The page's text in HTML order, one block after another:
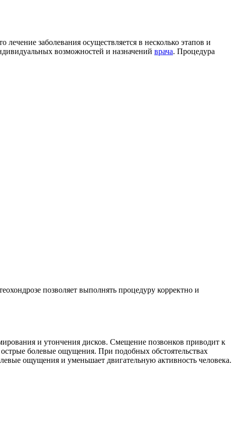
заболевания осуществляется в несколько этапов и
возможностей и назначений врача. Процедура
позволяет выполнять процедуру корректно и
и утончения дисков. Смещение позвонков приводит к
болевые ощущения. При подобных обстоятельствах
ощущения и уменьшает двигательную активность человека.